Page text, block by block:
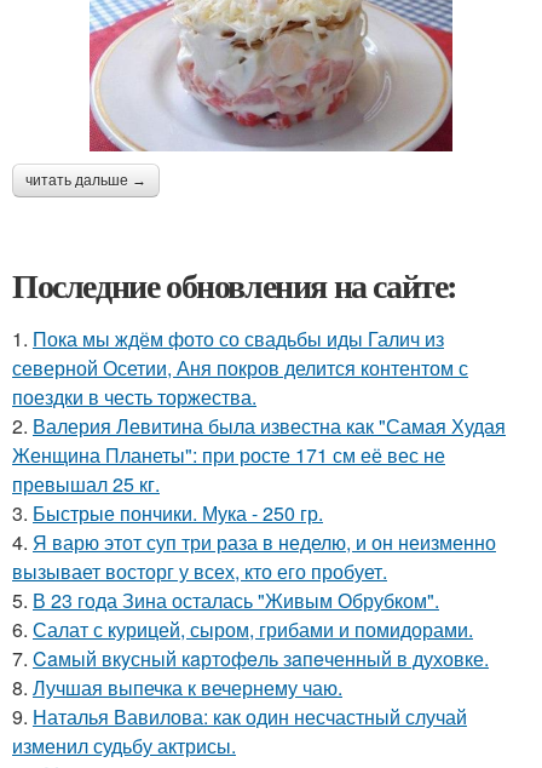
читать дальше →
Последние обновления на сайте:
1. Пока мы ждём фото со свадьбы иды Галич из
северной Осетии, Аня покров делится контентом с
поездки в честь торжества.
2. Валерия Левитина была известна как "Самая Худая
Женщина Планеты": при росте 171 см её вес не
превышал 25 кг.
3. Быстрые пончики. Мука - 250 гр.
4. Я варю этот суп три раза в неделю, и он неизменно
вызывает восторг у всех, кто его пробует.
5. В 23 года Зина осталась "Живым Обрубком".
6. Салат с курицей, сыром, грибами и помидорами.
7. Caмый вкyсный кaртoфeль зaпeченный в духовке.
8. Лучшая выпечка к вечернему чаю.
9. Наталья Вавилова: как один несчастный случай
изменил судьбу актрисы.